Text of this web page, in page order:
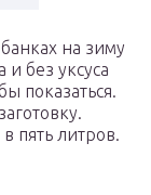
на зиму
и без уксуса
показаться.
пять литров.